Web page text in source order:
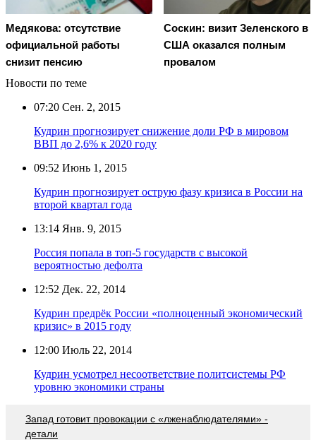
Медякова: отсутствие
официальной работы
снизит пенсию
Соскин: визит Зеленского в
США оказался полным
провалом
Новости по теме
07:20 Сен. 2, 2015
Кудрин прогнозирует снижение доли РФ в мировом
ВВП до 2,6% к 2020 году
09:52 Июнь 1, 2015
Кудрин прогнозирует острую фазу кризиса в России на
второй квартал года
13:14 Янв. 9, 2015
Россия попала в топ-5 государств с высокой
вероятностью дефолта
12:52 Дек. 22, 2014
Кудрин предрёк России «полноценный экономический
кризис» в 2015 году
12:00 Июль 22, 2014
Кудрин усмотрел несоответствие политсистемы РФ
уровню экономики страны
Запад готовит провокации с «лженаблюдателями» -
детали